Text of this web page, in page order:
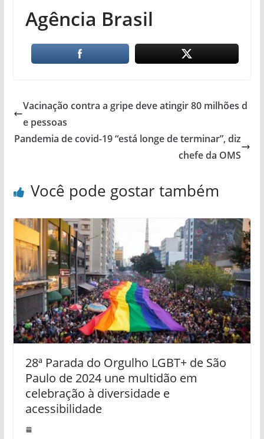
Agência Brasil
Vacinação contra a gripe deve atingir 80 milhões d
e pessoas
Pandemia de covid-19 “está longe de terminar”, diz
chefe da OMS
Você pode gostar também
28ª Parada do Orgulho LGBT+ de São
Paulo de 2024 une multidão em
celebração à diversidade e
acessibilidade